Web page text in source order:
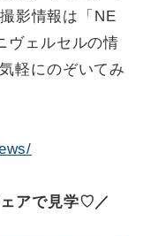
影情報は「NE
ヴェルセルの情
軽にのぞいてみ
アで見学♡／